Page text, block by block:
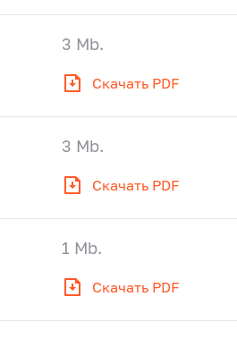
Скачать PDF
3 Mb.
Скачать PDF
3 Mb.
Скачать PDF
1 Mb.